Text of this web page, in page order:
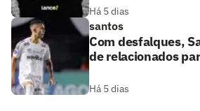
Há 5 dias
santos
Com desfalques,
de relacionados
Há 5 dias